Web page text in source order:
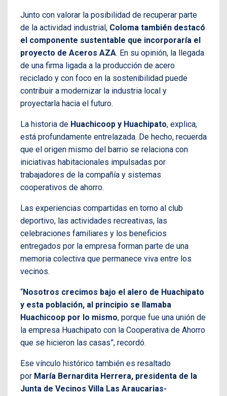
Junto con valorar la posibilidad de recuperar parte
de la actividad industrial, Coloma también destacó
el componente sustentable que incorporaría el
proyecto de Aceros AZA. En su opinión, la llegada
de una firma ligada a la producción de acero
reciclado y con foco en la sostenibilidad puede
contribuir a modernizar la industria local y
proyectarla hacia el futuro.
La historia de Huachicoop y Huachipato, explica,
está profundamente entrelazada. De hecho, recuerda
que el origen mismo del barrio se relaciona con
iniciativas habitacionales impulsadas por
trabajadores de la compañía y sistemas
cooperativos de ahorro.
Las experiencias compartidas en torno al club
deportivo, las actividades recreativas, las
celebraciones familiares y los beneficios
entregados por la empresa forman parte de una
memoria colectiva que permanece viva entre los
vecinos.
“Nosotros crecimos bajo el alero de Huachipato
y esta población, al principio se llamaba
Huachicoop por lo mismo, porque fue una unión de
la empresa Huachipato con la Cooperativa de Ahorro
que se hicieron las casas”, recordó.
Ese vínculo histórico también es resaltado
por María Bernardita Herrera, presidenta de la
Junta de Vecinos Villa Las Araucarias-